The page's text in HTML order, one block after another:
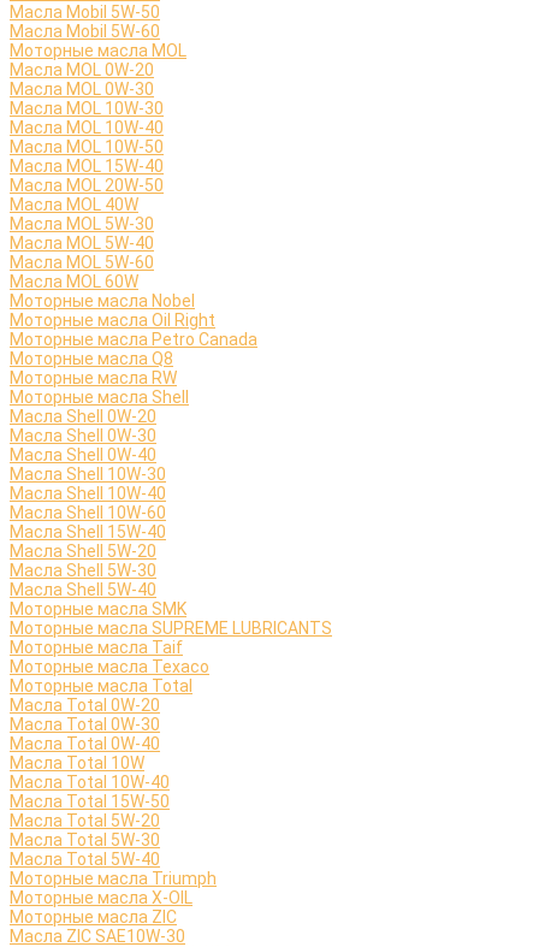
Масла Mobil 5W-50
Масла Mobil 5W-60
Моторные масла MOL
Масла MOL 0W-20
Масла MOL 0W-30
Масла MOL 10W-30
Масла MOL 10W-40
Масла MOL 10W-50
Масла MOL 15W-40
Масла MOL 20W-50
Масла MOL 40W
Масла MOL 5W-30
Масла MOL 5W-40
Масла MOL 5W-60
Масла MOL 60W
Моторные масла Nobel
Моторные масла Oil Right
Моторные масла Petro Canada
Моторные масла Q8
Моторные масла RW
Моторные масла Shell
Масла Shell 0W-20
Масла Shell 0W-30
Масла Shell 0W-40
Масла Shell 10W-30
Масла Shell 10W-40
Масла Shell 10W-60
Масла Shell 15W-40
Масла Shell 5W-20
Масла Shell 5W-30
Масла Shell 5W-40
Моторные масла SMK
Моторные масла SUPREME LUBRICANTS
Моторные масла Taif
Моторные масла Texaco
Моторные масла Total
Масла Total 0W-20
Масла Total 0W-30
Масла Total 0W-40
Масла Total 10W
Масла Total 10W-40
Масла Total 15W-50
Масла Total 5W-20
Масла Total 5W-30
Масла Total 5W-40
Моторные масла Triumph
Моторные масла X-OIL
Моторные масла ZIC
Масла ZIC SAE10W-30